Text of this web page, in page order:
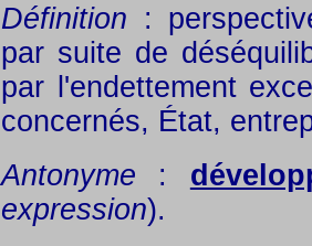
Définition :
par suite de
par l'endettement
concernés, État,
Antonyme :
expression).